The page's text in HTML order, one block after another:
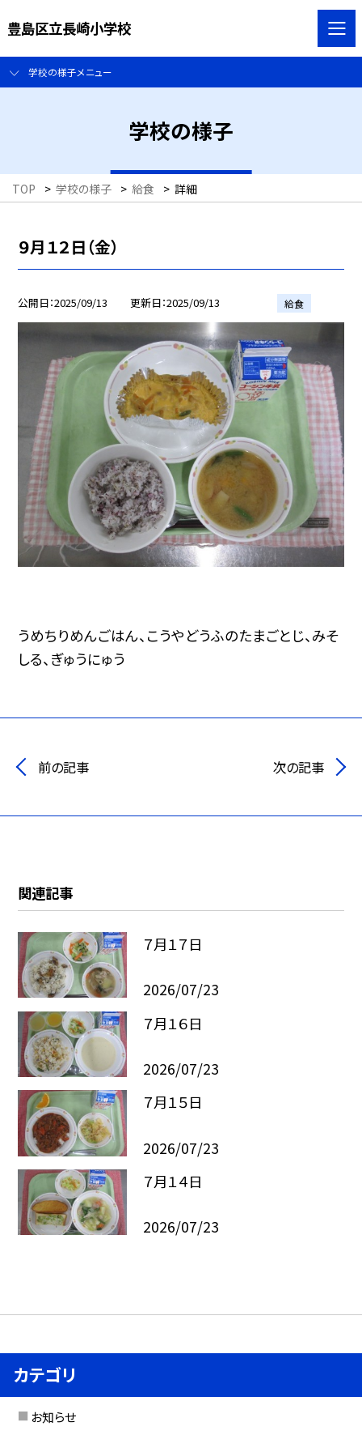
豊島区立長崎小学校
学校の様子メニュー
学校の様子
TOP > 学校の様子 > 給食 > 詳細
９月１２日（金）
公開日 2025/09/13 更新日 2025/09/13 給食
うめちりめんごはん、こうやどうふのたまごとじ、みそ
しる、ぎゅうにゅう
前の記事 次の記事
関連記事
７月１７日
2026/07/23
７月１６日
2026/07/23
７月１５日
2026/07/23
７月１４日
2026/07/23
カテゴリ
お知らせ